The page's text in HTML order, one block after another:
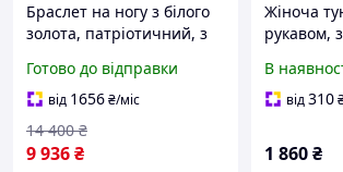
Браслет на ногу з білого
золота, патріотичний, з
жовтого кольору
Готово до відправки
від 1656₴/міс
9 936₴
14 400 ₴
Жіноча
рукавом,
тканина
жовтий
В
від310
1 860₴